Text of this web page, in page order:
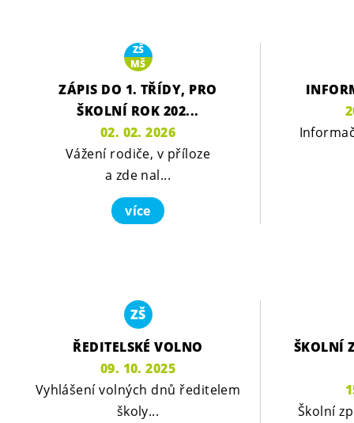
ZŠ
MŠ
ZÁPIS DO 1. TŘÍDY, PRO
ŠKOLNÍ ROK 202...
02. 02. 2026
Vážení rodiče, v příloze
a zde nal...
více
ZŠ
ŘEDITELSKÉ VOLNO
09. 10. 2025
Vyhlášení volných dnů ředitelem
školy...
ŠKOLNÍ
Školní